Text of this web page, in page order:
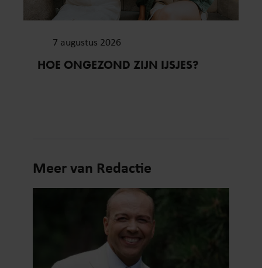
7 augustus 2026
HOE ONGEZOND ZIJN IJSJES?
Meer van Redactie